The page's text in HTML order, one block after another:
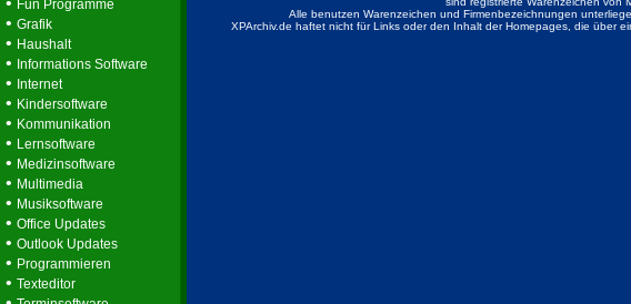
Fun Programme
• Grafik
• Haushalt
• Informations Software
• Internet
• Kindersoftware
• Kommunikation
• Lernsoftware
• Medizinsoftware
• Multimedia
• Musiksoftware
• Office Updates
• Outlook Updates
• Programmieren
• Texteditor
Alle benutzen Warenzeichen und Firmenbezeichnungen
XPArchiv.de haftet nicht für Links oder den Inhalt der Homepages, die über